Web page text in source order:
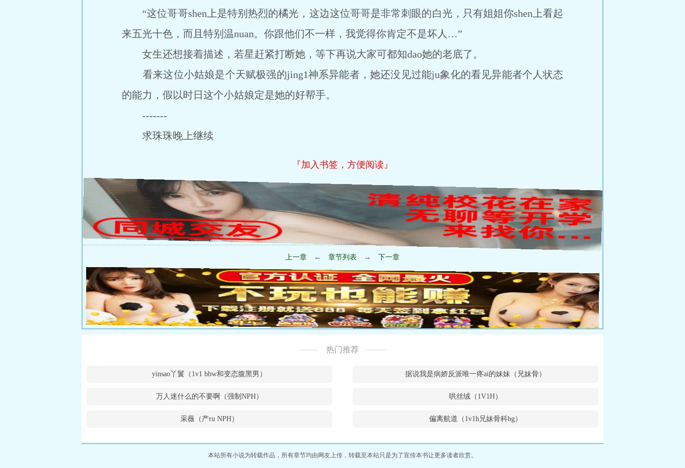
“这位哥哥shen上是特别热烈的橘光，这边这位哥哥是非常刺眼的白光，只有姐姐你shen上看起
来五光十色，而且特别温nuan。你跟他们不一样，我觉得你肯定不是坏人…”
女生还想接着描述，若星赶紧打断她，等下再说大家可都知dao她的老底了。
看来这位小姑娘是个天赋极强的jing1神系异能者，她还没见过能ju象化的看见异能者个人状态
的能力，假以时日这个小姑娘定是她的好帮手。
-------
求珠珠晚上继续
『加入书签，方便阅读』
上一章 ← 章节列表 → 下一章
热门推荐
yinsao丫鬟（1v1 bbw和变态腹黑男） 据说我是病娇反派唯一疼ai的妹妹（兄妹骨）
万人迷什么的不要啊（强制NPH） 哄丝绒（1V1H）
采薇（产ru NPH） 偏离航道（1v1h兄妹骨科bg）
本站所有小说为转载作品，所有章节均由网友上传，转载至本站只是为了宣传本书让更多读者欣赏。